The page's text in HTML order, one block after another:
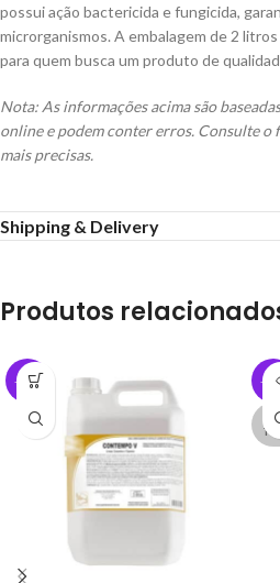
possui ação bactericida e fungicida,
microrganismos. A embalagem de 2
para quem busca um produto de
Nota: As informações acima são
online e podem conter erros. Consulte
mais precisas.
Shipping & Delivery
Produtos
-16% -